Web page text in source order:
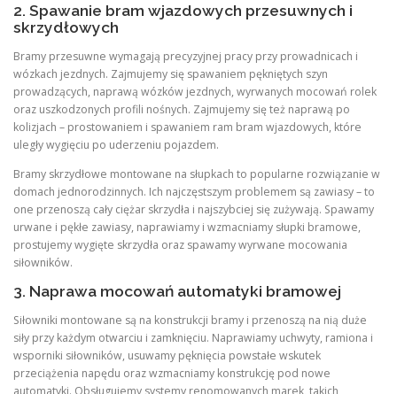
2. Spawanie bram wjazdowych przesuwnych i
skrzydłowych
Bramy przesuwne wymagają precyzyjnej pracy przy prowadnicach i
wózkach jezdnych. Zajmujemy się spawaniem pękniętych szyn
prowadzących, naprawą wózków jezdnych, wyrwanych mocowań rolek
oraz uszkodzonych profili nośnych. Zajmujemy się też naprawą po
kolizjach – prostowaniem i spawaniem ram bram wjazdowych, które
uległy wygięciu po uderzeniu pojazdem.
Bramy skrzydłowe montowane na słupkach to popularne rozwiązanie w
domach jednorodzinnych. Ich najczęstszym problemem są zawiasy – to
one przenoszą cały ciężar skrzydła i najszybciej się zużywają. Spawamy
urwane i pękłe zawiasy, naprawiamy i wzmacniamy słupki bramowe,
prostujemy wygięte skrzydła oraz spawamy wyrwane mocowania
siłowników.
3. Naprawa mocowań automatyki bramowej
Siłowniki montowane są na konstrukcji bramy i przenoszą na nią duże
siły przy każdym otwarciu i zamknięciu. Naprawiamy uchwyty, ramiona i
wsporniki siłowników, usuwamy pęknięcia powstałe wskutek
przeciążenia napędu oraz wzmacniamy konstrukcję pod nowe
automatyki. Obsługujemy systemy renomowanych marek, takich